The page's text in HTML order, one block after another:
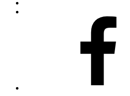
Comptines